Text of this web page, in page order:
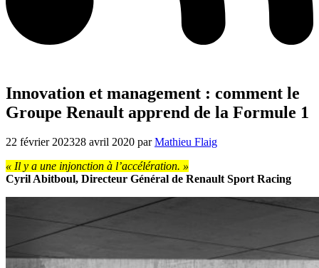
Innovation et management : comment le
Groupe Renault apprend de la Formule 1
22 février 202328 avril 2020 parMathieu Flaig
« Il y a une injonction à l’accélération. »
Cyril Abitboul, Directeur Général de Renault Sport Racing